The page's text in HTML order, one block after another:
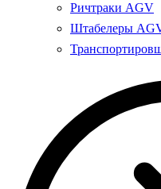
Ричтраки AGV
Штабелеры